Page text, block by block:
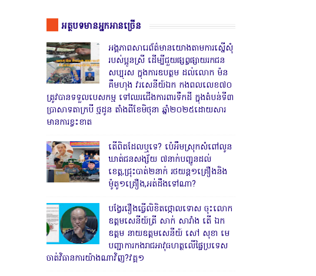
អត្ថបទមានអ្នកអានច្រើន
អង្គភាពសារេព័ត៌មានយោងតាមការស្នើសុំ
របស់ប្អូនស្រី ដើម្បីជួយផ្សព្វផ្សាយរកជន
សប្បុរស ក្នុងការឧបត្ថម ដល់លោក ម៉ន
គឹមហុង វរសេនីយ៍ឯក កងពលលេខ៧០
ត្រូវបានទទួលបេសកម្ម ទៅឈរជើងការពារទឹកដី ក្នុងតំបន់ទី៣
ប្រាសាទតាក្របី ថ្មដូន តាំងពីខែមិថុនា ឆ្នាំ២០២៥ដោយសារ
មានការខ្វះខាត
តើពិតដែលឬទេ? ប៉េអឹមស្រុកសំពៅលូន
ឃាត់ជនសង្ស័យ ៧នាក់បញ្ជូនដល់
ខេត្ត,ជ្រុះបាត់២នាក់ រថយន្ត១គ្រឿងនិង
ម៉ូតូ១គ្រឿង,អត់ដឹងទៅណា?
បង្វែររឿងធ្វើលិខិតថ្កោលទោស ចុះលោក
ឧត្តមសេនីយ៍ត្រី សាក់ សារាំង តើ ឯក
ឧត្តម នាយឧត្តមសេនីយ៍ សៅ សុខា មេ
បញ្ជាការកងរាជអាវុធហត្ថលើផ្ទៃប្រទេស
ចាត់វិធានការយ៉ាងណាវិញ?វគ្គ១